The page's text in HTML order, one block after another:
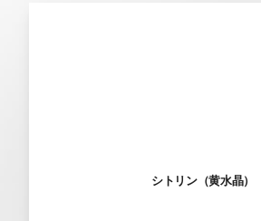
シトリン（黄水晶）